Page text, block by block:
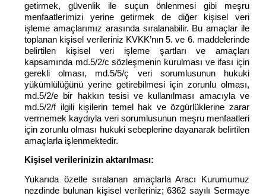
getirmek, güvenlik ile suçun önlenmesi gibi meşru
menfaatlerimizi yerine getirmek de diğer kişisel veri
işleme amaçlarımız arasında sıralanabilir. Bu amaçlar ile
toplanan kişisel verileriniz KVKK’nın 5. ve 6. maddelerinde
belirtilen kişisel veri işleme şartları ve amaçları
kapsamında md.5/2/c sözleşmenin kurulması ve ifası için
gerekli olması, md.5/5/ç veri sorumlusunun hukuki
yükümlülüğünü yerine getirebilmesi için zorunlu olması,
md.5/2/e bir hakkın tesisi ve kullanılması amacıyla ve
md.5/2/f ilgili kişilerin temel hak ve özgürlüklerine zarar
vermemek kaydıyla veri sorumlusunun meşru menfaatleri
için zorunlu olması hukuki sebeplerine dayanarak belirtilen
amaçlarla işlenmektedir.
Kişisel verilerinizin aktarılması:
Yukarıda özetle sıralanan amaçlarla Aracı Kurumumuz
nezdinde bulunan kişisel verileriniz; 6362 sayılı Sermaye